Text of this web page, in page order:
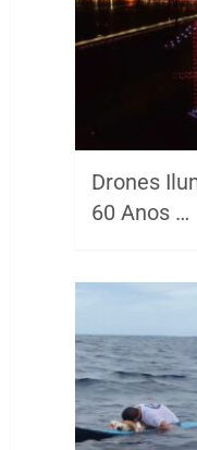
Drones
60 Anos …